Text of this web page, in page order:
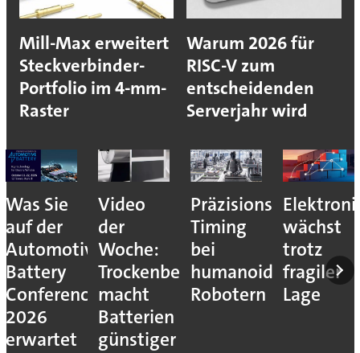
Mill-Max erweitert
Steckverbinder-
Portfolio im 4-mm-
Raster
Warum 2026 für
RISC-V zum
entscheidenden
Serverjahr wird
Was Sie
auf der
Automotive
Battery
Conference
2026
erwartet
Video
der
Woche:
Trockenbeschichtung
macht
Batterien
günstiger
Präzisions-
Timing
bei
humanoiden
Robotern
wächst
trotz
fragiler
Lage